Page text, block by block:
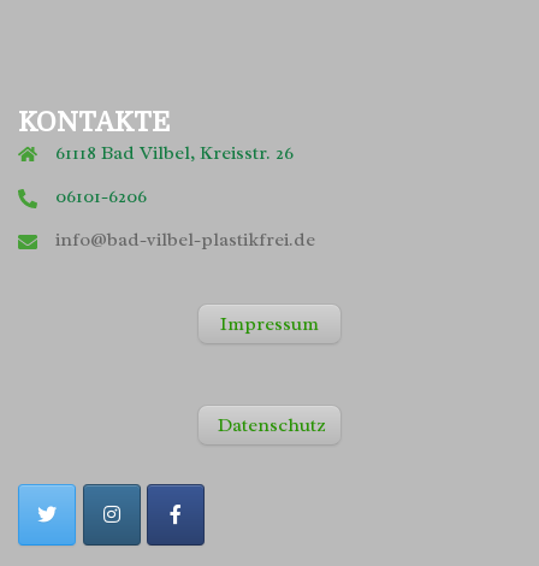
KONTAKTE
61118 Bad Vilbel, Kreisstr. 26
06101-6206
info@bad-vilbel-plastikfrei.de
Impressum
Datenschutz